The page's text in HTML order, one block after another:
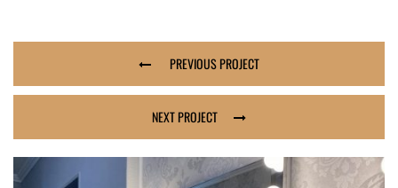
PREVIOUS PROJECT
NEXT PROJECT